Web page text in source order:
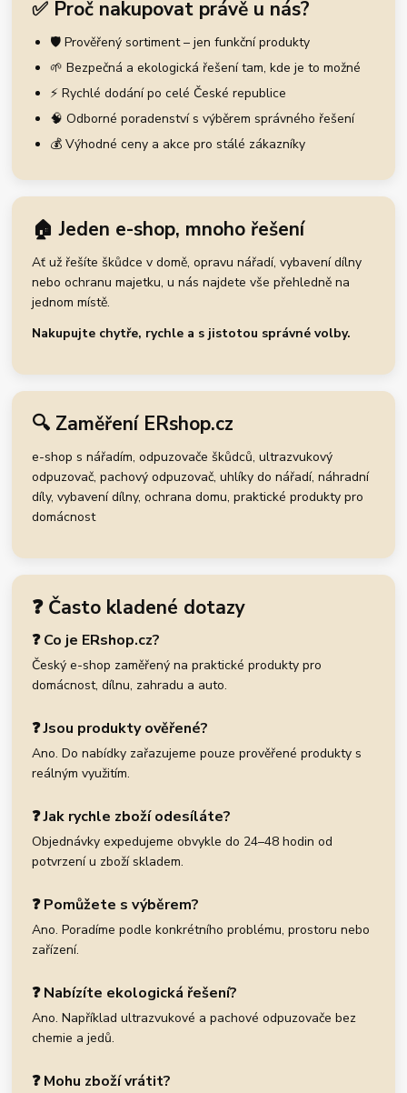
✅ Proč nakupovat právě u nás?
🛡️ Prověřený sortiment – jen funkční produkty
🌱 Bezpečná a ekologická řešení tam, kde je to možné
⚡ Rychlé dodání po celé České republice
🧠 Odborné poradenství s výběrem správného řešení
💰 Výhodné ceny a akce pro stálé zákazníky
🏠 Jeden e-shop, mnoho řešení
Ať už řešíte škůdce v domě, opravu nářadí, vybavení dílny
nebo ochranu majetku, u nás najdete vše přehledně na
jednom místě.
Nakupujte chytře, rychle a s jistotou správné volby.
🔍 Zaměření ERshop.cz
e-shop s nářadím, odpuzovače škůdců, ultrazvukový
odpuzovač, pachový odpuzovač, uhlíky do nářadí, náhradní
díly, vybavení dílny, ochrana domu, praktické produkty pro
domácnost
❓ Často kladené dotazy
❓ Co je ERshop.cz?
Český e-shop zaměřený na praktické produkty pro
domácnost, dílnu, zahradu a auto.
❓ Jsou produkty ověřené?
Ano. Do nabídky zařazujeme pouze prověřené produkty s
reálným využitím.
❓ Jak rychle zboží odesíláte?
Objednávky expedujeme obvykle do 24–48 hodin od
potvrzení u zboží skladem.
❓ Pomůžete s výběrem?
Ano. Poradíme podle konkrétního problému, prostoru nebo
zařízení.
❓ Nabízíte ekologická řešení?
Ano. Například ultrazvukové a pachové odpuzovače bez
chemie a jedů.
❓ Mohu zboží vrátit?